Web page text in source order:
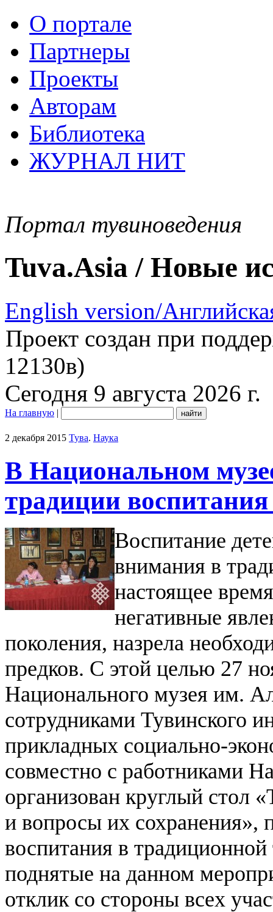
О портале
Партнеры
Проекты
Авторам
Библиотека
ЖУРНАЛ НИТ
Портал тувиноведения
Tuva.Asia / Новые
English version/
Проект создан при
12130в)
Сегодня 9 августа 2026 г.
На главную |
2 декабря 2015 Тува. Наука
В Национальном
традиции
Воспитание
внимания в
настоящее
негативные
поколения, назрела
предков. С этой целью 27
Национального музея им.
сотрудниками Тувинского
прикладных социально-
совместно с работниками
организован круглый стол
и вопросы их
воспитания в
поднятые на данном
отклик со стороны всех